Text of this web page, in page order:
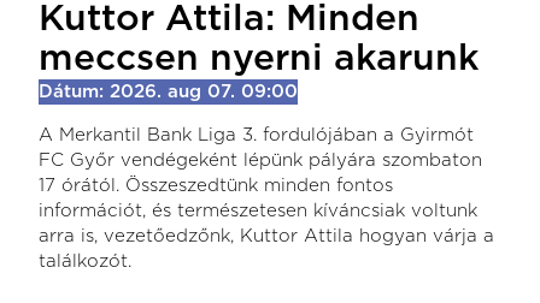
Kuttor Attila: Minden
meccsen nyerni akarunk
Dátum: 2026. aug 07. 09:00
A Merkantil Bank Liga 3. fordulójában a Gyirmót
FC Győr vendégeként lépünk pályára szombaton
17 órától. Összeszedtünk minden fontos
információt, és természetesen kíváncsiak voltunk
arra is, vezetőedzőnk, Kuttor Attila hogyan várja a
találkozót.